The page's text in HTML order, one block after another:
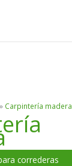
» Carpintería madera
correderas